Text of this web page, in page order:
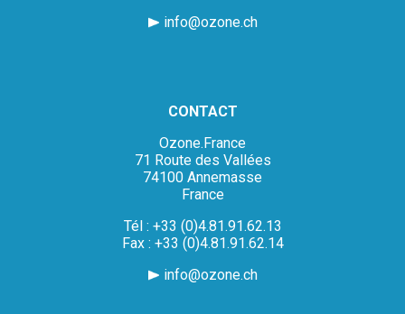
info@ozone.ch
CONTACT
Ozone.France
71 Route des Vallées
74100 Annemasse
France
Tél : +33 (0)4.81.91.62.13
Fax : +33 (0)4.81.91.62.14
info@ozone.ch